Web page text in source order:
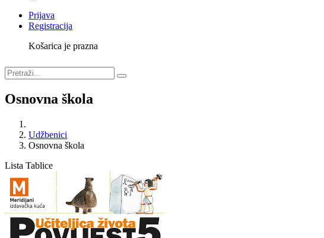
Prijava
Registracija
Košarica je prazna
Osnovna škola
Udžbenici
Osnovna škola
Lista Tablice